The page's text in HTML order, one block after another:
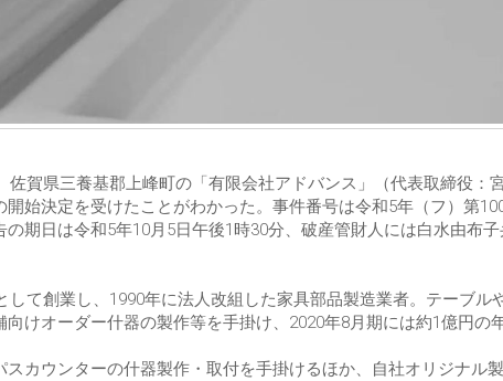
佐賀県三養基郡上峰町の「有限会社アドバンス」（代表取締役：
始決定を受けたことがわかった。事件番号は令和5年（フ）第
期日は令和5年10月5日午後1時30分、破産管財人には白水由布
して創業し、1990年に法人改組した家具部品製造業者。テーブル
けオーダー什器の製作等を手掛け、2020年8月期には約1億円の
カウンターの什器製作・取付を手掛けるほか、自社オリジナル